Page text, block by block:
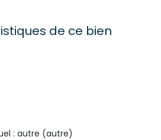
de ce bien
: autre (autre)